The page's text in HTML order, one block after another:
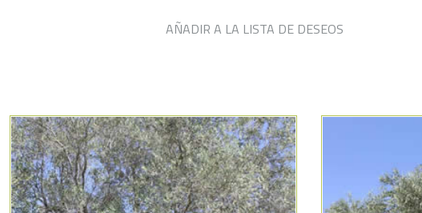
AÑADIR A LA LISTA DE DESEOS
Añadir a la lista de deseos Añadir a